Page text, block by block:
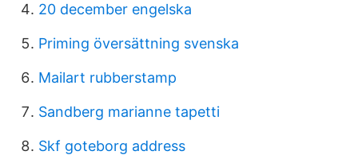
20 december engelska
Priming översättning svenska
Mailart rubberstamp
Sandberg marianne tapetti
Skf goteborg address